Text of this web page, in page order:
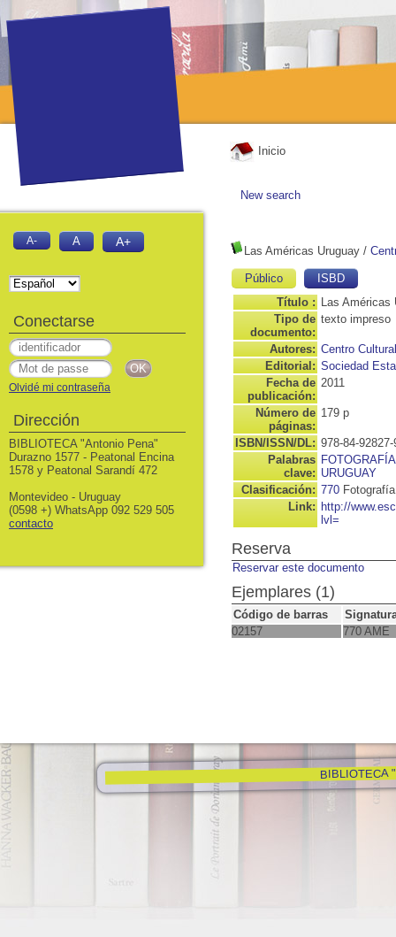
Inicio
New search
Las Américas Uruguay /
Público
ISBD
Título : Las Américas
Tipo de
documento:
texto impreso
Autores: Centro
Editorial: Sociedad
Fecha de
publicación:
2011
Número de
páginas:
179 p
ISBN/ISSN/DL: 978-84-92827-
Palabras
clave:
FOTOGRAFÍA
URUGUAY
Clasificación: 770 Fotografía
Link: http://
lvl=
Reserva
Reservar este documento
Ejemplares (1)
Código de barras
02157
770 AME
BIBLIOTECA
A- A A+
Conectarse
Olvidé mi contraseña
Dirección
BIBLIOTECA "Antonio Pena"
Durazno 1577 - Peatonal Encina
1578 y Peatonal Sarandí 472
Montevideo - Uruguay
(0598 +) WhatsApp 092 529 505
contacto